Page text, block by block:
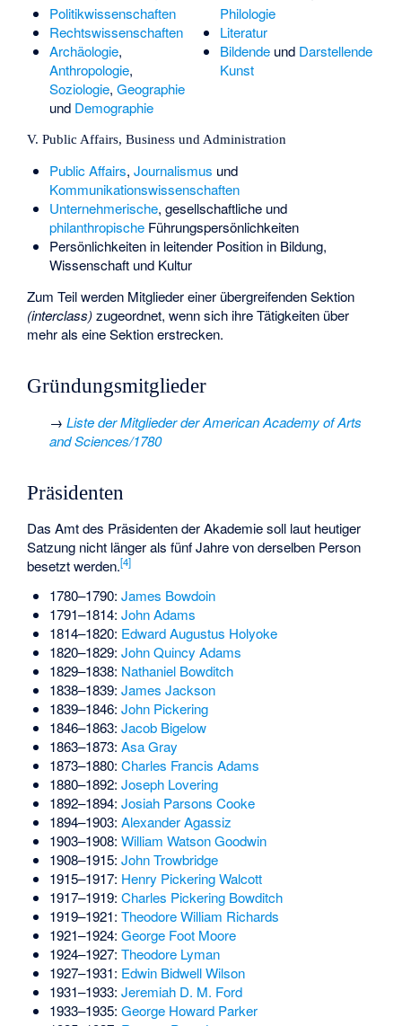
Politikwissenschaften
Rechtswissenschaften
Archäologie,
Anthropologie,
Soziologie, Geographie
und Demographie
Philologie
Literatur
Bildendeund Darstellende
Kunst
V. Public Affairs, Business und Administration
Public Affairs, Journalismus und
Kommunikationswissenschaften
Unternehmerische, gesellschaftliche und
philanthropischeFührungspersönlichkeiten
Persönlichkeiten in leitender Position in Bildung,
Wissenschaft und Kultur
Zum Teil werden Mitglieder einer übergreifenden Sektion
(interclass)zugeordnet, wenn sich ihre Tätigkeiten über
mehr als eine Sektion erstrecken.
Gründungsmitglieder
→ Liste der Mitglieder der American Academy of Arts
and Sciences/1780
Präsidenten
Das Amt des Präsidenten der Akademie soll laut heutiger
Satzung nicht länger als fünf Jahre von derselben Person
besetzt werden.[4]
1780–1790: James Bowdoin
1791–1814: John Adams
1814–1820: Edward Augustus Holyoke
1820–1829: John Quincy Adams
1829–1838: Nathaniel Bowditch
1838–1839: James Jackson
1839–1846: John Pickering
1846–1863: Jacob Bigelow
1863–1873: Asa Gray
1873–1880: Charles Francis Adams
1880–1892: Joseph Lovering
1892–1894: Josiah Parsons Cooke
1894–1903: Alexander Agassiz
1903–1908: William Watson Goodwin
1908–1915: John Trowbridge
1915–1917: Henry Pickering Walcott
1917–1919: Charles Pickering Bowditch
1919–1921: Theodore William Richards
1921–1924: George Foot Moore
1924–1927: Theodore Lyman
1927–1931: Edwin Bidwell Wilson
1931–1933: Jeremiah D. M. Ford
1933–1935: George Howard Parker